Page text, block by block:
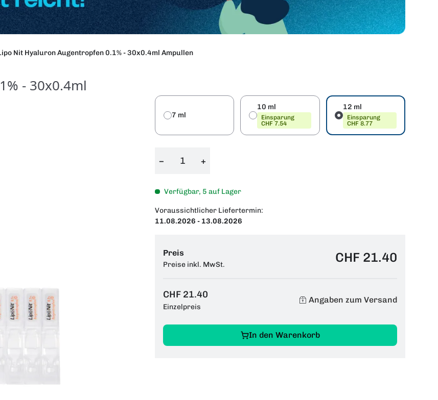
Nit Hyaluron Augentropfen 0.1% - 30x0.4ml Ampullen
- 30x0.4ml
7 ml
10 ml
Einsparung
CHF 7.54
12 ml
Einsparung
CHF 8.77
− +
Verfügbar, 5 auf Lager
Voraussichtlicher Liefertermin:
11.08.2026 - 13.08.2026
Preis
Preise inkl. MwSt. CHF 21.40
CHF 21.40
Einzelpreis
Angaben zum Versand
In den Warenkorb